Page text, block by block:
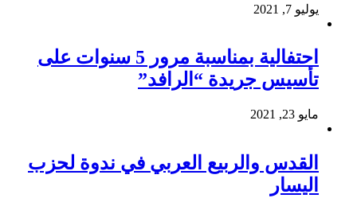
يوليو 7, 2021
احتفالية بمناسبة مرور 5 سنوات على
تأسيس جريدة “الرافد”
مايو 23, 2021
القدس والربيع العربي في ندوة لحزب
اليسار